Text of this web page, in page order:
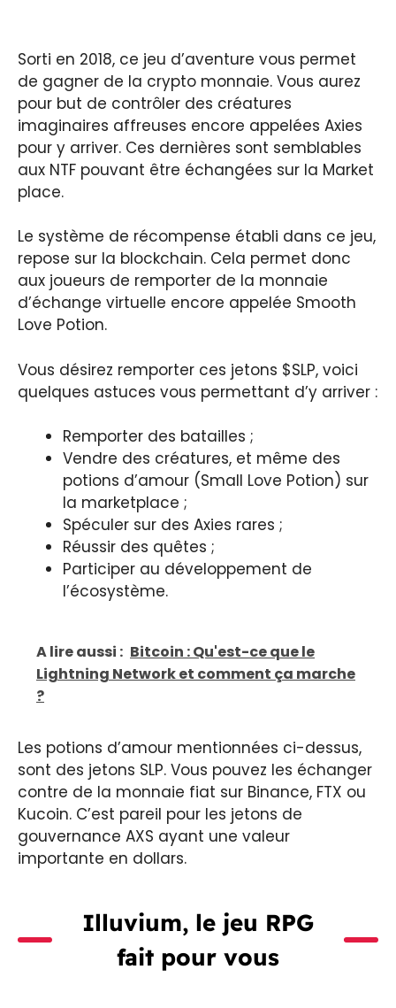
Sorti en 2018, ce jeu d’aventure vous permet
de gagner de la crypto monnaie. Vous aurez
pour but de contrôler des créatures
imaginaires affreuses encore appelées Axies
pour y arriver. Ces dernières sont semblables
aux NTF pouvant être échangées sur la Market
place.
Le système de récompense établi dans ce jeu,
repose sur la blockchain. Cela permet donc
aux joueurs de remporter de la monnaie
d’échange virtuelle encore appelée Smooth
Love Potion.
Vous désirez remporter ces jetons $SLP, voici
quelques astuces vous permettant d’y arriver :
Remporter des batailles ;
Vendre des créatures, et même des
potions d’amour (Small Love Potion) sur
la marketplace ;
Spéculer sur des Axies rares ;
Réussir des quêtes ;
Participer au développement de
l’écosystème.
A lire aussi : Bitcoin : Qu'est-ce que le
Lightning Network et comment ça marche
?
Les potions d’amour mentionnées ci-dessus,
sont des jetons SLP. Vous pouvez les échanger
contre de la monnaie fiat sur Binance, FTX ou
Kucoin. C’est pareil pour les jetons de
gouvernance AXS ayant une valeur
importante en dollars.
Illuvium, le jeu RPG
fait pour vous